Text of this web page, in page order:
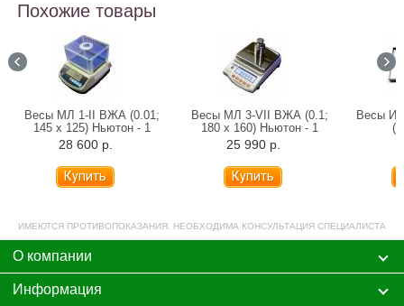
Похожие товары
Весы МЛ 1-II ВЖА (0.01;
145 х 125) Ньютон - 1
28 600 р.
Весы МЛ 3-VII ВЖА (0.1;
180 x 160) Ньютон - 1
25 990 р.
Весы
ИМЕЮТСЯ ПРОТИВОПОКАЗАНИЯ. НЕОБХОДИМА КОНСУЛЬТАЦИЯ СПЕЦИАЛИСТА
О компании
Информация